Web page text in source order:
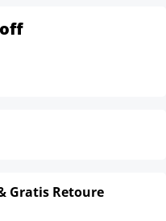
Gratis Retoure